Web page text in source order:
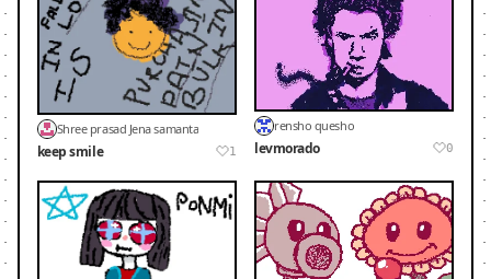
Shree prasad Jena samanta
keep smile 1
rensho quesho
levmorado 0